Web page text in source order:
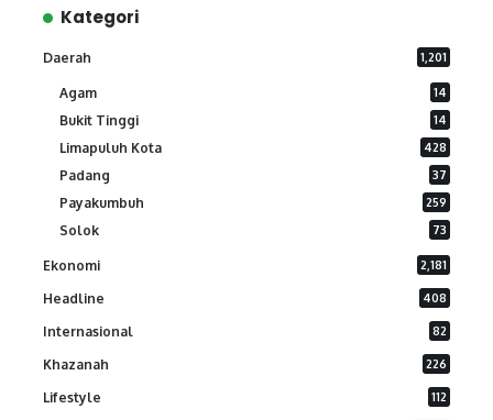
Kategori
Daerah 1,201
Agam 14
Bukit Tinggi 14
Limapuluh Kota 428
Padang 37
Payakumbuh 259
Solok 73
Ekonomi 2,181
Headline 408
Internasional 82
Khazanah 226
Lifestyle 112